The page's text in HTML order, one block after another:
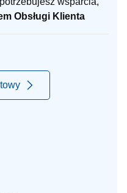
Obsługi Klienta